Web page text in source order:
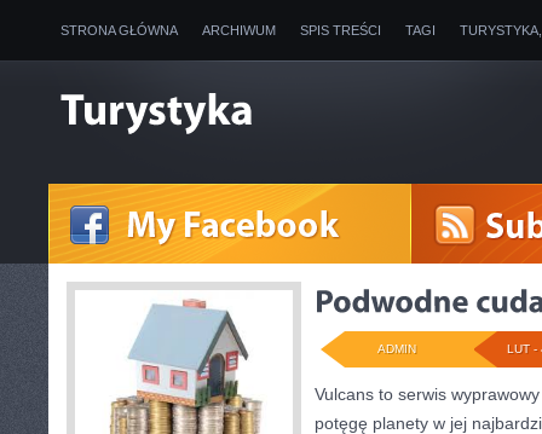
STRONA GŁÓWNA ARCHIWUM SPIS TREŚCI TAGI
LUT -
ADMIN
Vulcans to serwis
potęgę planety w jej